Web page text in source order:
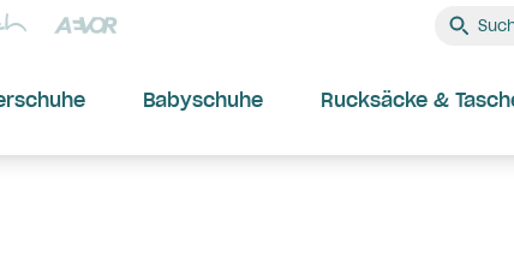
Babyschuhe Rucksäcke &